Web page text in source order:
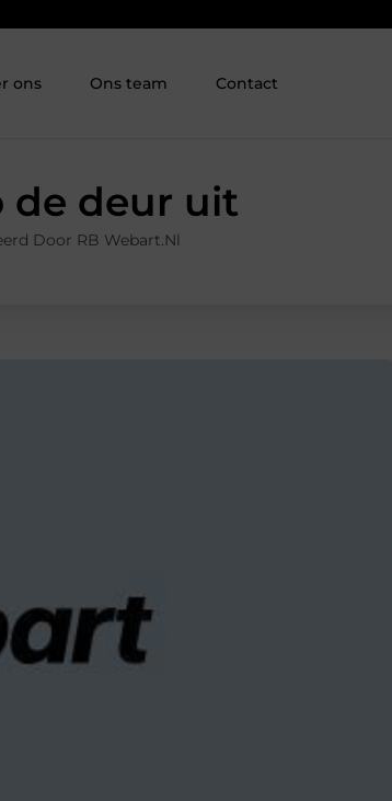
ons Ons team Contact
de deur uit
Door RB Webart.nl